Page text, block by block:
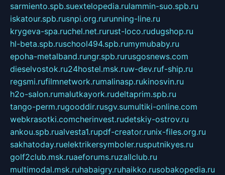
sarmiento.spb.suextelopedia.rulammin-suo.spb.ru
iskatour.spb.rusnpi.org.rurunning-line.ru
krygeva-spa.ruchel.net.rurust-loco.rudugshop.ru
hl-beta.spb.ruschool494.spb.rumymubaby.ru
epoha-metalband.rungr.spb.rurusgosnews.com
dieselvostok.ru24hostel.msk.ruw-dev.ruf-ship.ru
regsmi.rufilmnetwork.rumalinasp.rukinosvin.ru
h2o-salon.rumalutkayork.rudeltaprim.spb.ru
tango-perm.rugooddir.rusgv.sumultiki-online.com
webkrasotki.comcherinvest.rudetskiy-ostrov.ru
ankou.spb.rualvesta1.rupdf-creator.runix-files.org.ru
sakhatoday.ruelektrikersymboler.rusputnikyes.ru
golf2club.msk.ruaeforums.ruzallclub.ru
multimodal.msk.ruhabaigry.ruhaikko.rusobakopedia.ru